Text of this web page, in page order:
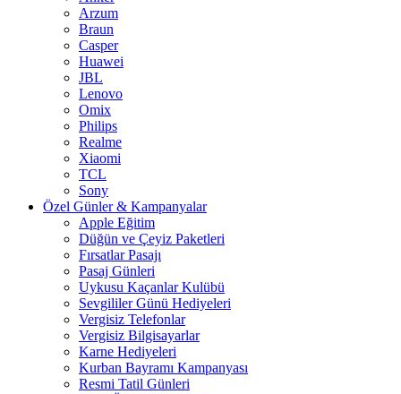
Arzum
Braun
Casper
Huawei
JBL
Lenovo
Omix
Philips
Realme
Xiaomi
TCL
Sony
Özel Günler & Kampanyalar
Apple Eğitim
Düğün ve Çeyiz Paketleri
Fırsatlar Pasajı
Pasaj Günleri
Uykusu Kaçanlar Kulübü
Sevgililer Günü Hediyeleri
Vergisiz Telefonlar
Vergisiz Bilgisayarlar
Karne Hediyeleri
Kurban Bayramı Kampanyası
Resmi Tatil Günleri